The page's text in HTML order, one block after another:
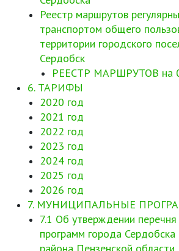
Реестр маршрутов
транспортом общего
территории городского
Сердобск
РЕЕСТР МАРШРУТОВ на
6. ТАРИФЫ
2020 год
2021 год
2022 год
2023 год
2024 год
2025 год
2026 год
7. МУНИЦИПАЛЬНЫЕ
7.1 Об утверждении
программ города Сердобска